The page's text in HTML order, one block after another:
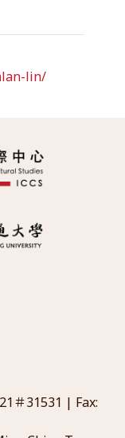
lin/
＃31531 | Fax: